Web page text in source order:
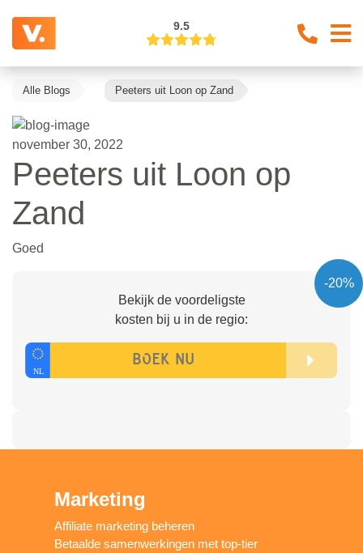
9.5
Alle Blogs Peeters uit Loon op Zand
november 30, 2022
Peeters uit Loon op
Zand
Goed
-20%
Bekijk de voordeligste
kosten bij u in de regio:
Marketing
Affiliate marketing beheren
Betaalde samenwerkingen met top-tier